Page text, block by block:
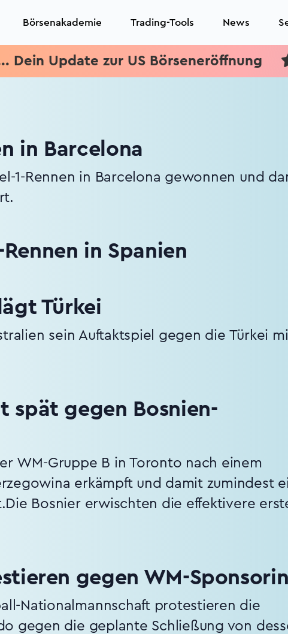
Börsenakademie Trading-Tools News
zur US Börseneröffnung
in Barcelona
1-Rennen in Barcelona gewonnen und
in Spanien
Türkei
sein Auftaktspiel gegen die Türkei
spät gegen Bosnien-
WM-Gruppe B in Toronto nach einem
erkämpft und damit zumindest
Bosnier erwischten die effektivere
gegen WM-
Nationalmannschaft protestieren die
gegen die geplante Schließung von